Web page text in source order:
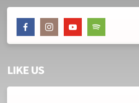
LIKE US